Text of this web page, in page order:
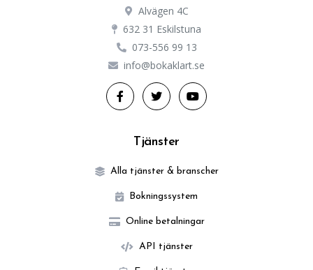
Alvägen 4C
632 31 Eskilstuna
073-556 99 13
info@bokaklart.se
Tjänster
Alla tjänster & branscher
Bokningssystem
Online betalningar
API tjänster